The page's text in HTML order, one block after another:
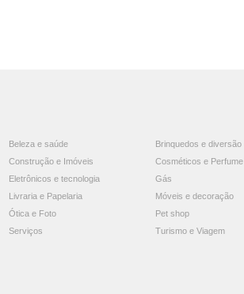
Beleza e saúde
Brinquedos e diversão
Construção e Imóveis
Cosméticos e Perfume
Eletrônicos e tecnologia
Gás
Livraria e Papelaria
Móveis e decoração
Ótica e Foto
Pet shop
Serviços Turismo e Viagem